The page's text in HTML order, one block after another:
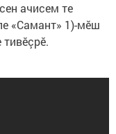
ачисем те
«Самант» 1)-мӗш